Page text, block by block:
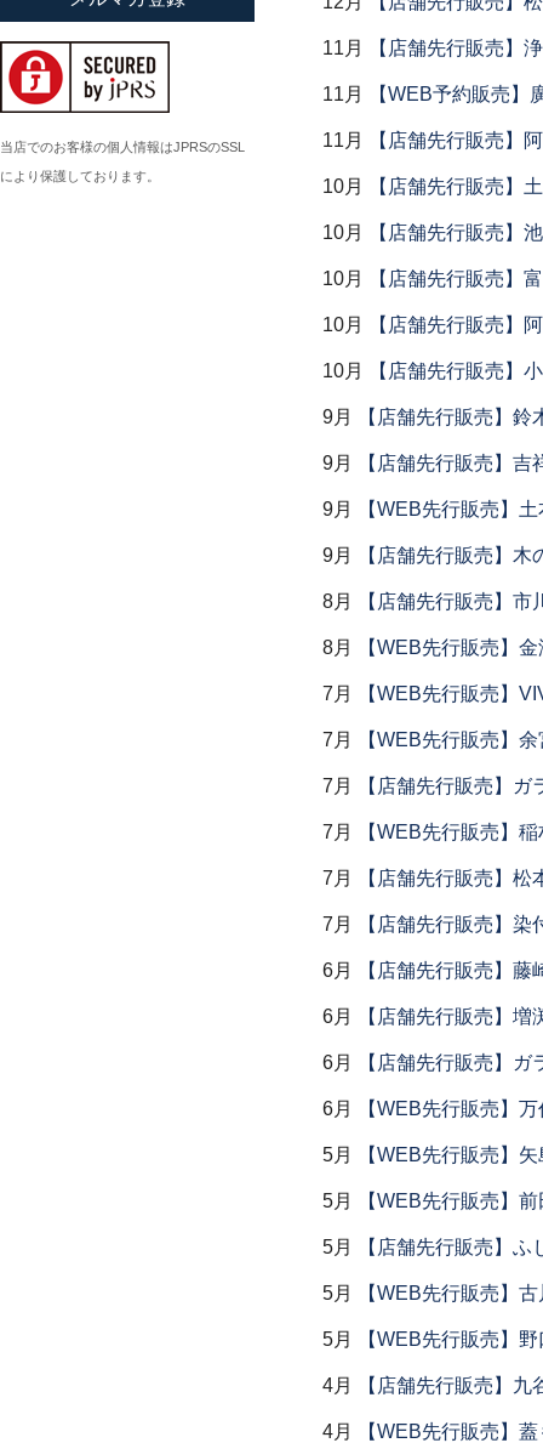
11月 【店舗先行販売】
11月 【WEB予約販売】
11月 【店舗先行販売】
10月 【店舗先行販売】
10月 【店舗先行販売】
10月 【店舗先行販売】
10月 【店舗先行販売】
10月 【店舗先行販売】
9月 【店舗先行販売】
9月 【店舗先行販売】吉
9月 【WEB先行販売】
9月 【店舗先行販売】木
8月 【店舗先行販売】
8月 【WEB先行販売】
7月 【WEB先行販売】
7月 【WEB先行販売】
7月 【店舗先行販売】ガ
7月 【WEB先行販売】
7月 【店舗先行販売】松
7月 【店舗先行販売】染
6月 【店舗先行販売】
6月 【店舗先行販売】増
6月 【店舗先行販売】ガ
6月 【WEB先行販売】
5月 【WEB先行販売】
5月 【WEB先行販売】
5月 【店舗先行販売】ふ
5月 【WEB先行販売】
5月 【WEB先行販売】
4月 【店舗先行販売】九
4月 【WEB先行販売】
小倉広太郎
岡田直人
岡野達也
岡本修
小川佳子
当店でのお客様の個人情報はJPRSのSSL
により保護しております。